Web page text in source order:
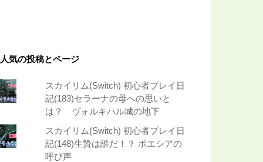
人気の投稿とページ
スカイリム(Switch) 初心者プレイ日
記(183)セラーナの母への思いと
は？ ヴォルキハル城の地下
スカイリム(Switch) 初心者プレイ日
記(148)生贄は誰だ！？ ボエシアの
呼び声